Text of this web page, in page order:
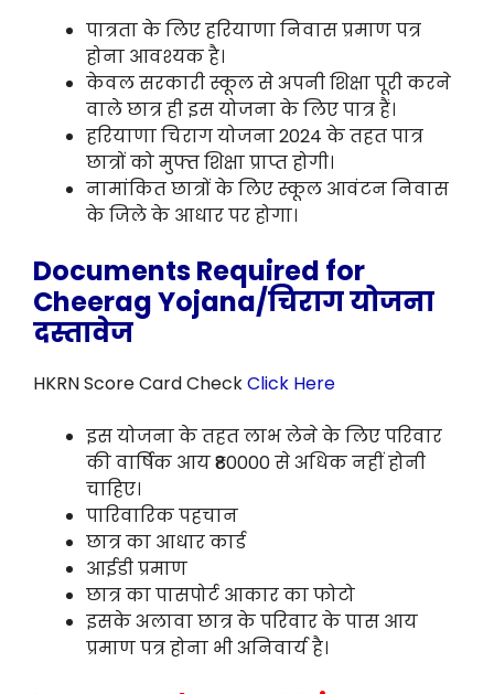
पात्रता के लिए हरियाणा निवास प्रमाण पत्र
होना आवश्यक है।
केवल सरकारी स्कूल से अपनी शिक्षा पूरी करने
वाले छात्र ही इस योजना के लिए पात्र हैं।
हरियाणा चिराग योजना 2024 के तहत पात्र
छात्रों को मुफ्त शिक्षा प्राप्त होगी।
नामांकित छात्रों के लिए स्कूल आवंटन निवास
के जिले के आधार पर होगा।
Documents Required for
Cheerag Yojana/चिराग योजना
दस्तावेज
HKRN Score Card CheckClick Here
इस योजना के तहत लाभ लेने के लिए परिवार
की वार्षिक आय ₹80000 से अधिक नहीं होनी
चाहिए।
पारिवारिक पहचान
छात्र का आधार कार्ड
आईडी प्रमाण
छात्र का पासपोर्ट आकार का फोटो
इसके अलावा छात्र के परिवार के पास आय
प्रमाण पत्र होना भी अनिवार्य है।